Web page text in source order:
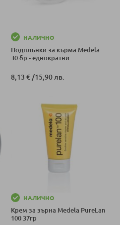
НАЛИЧНО
Подплънки за кърма Medela
30 бр - еднократни
8,13 € /15,90 лв.
НАЛИЧНО
Крем за зърна Medela PureLan
100 37гр